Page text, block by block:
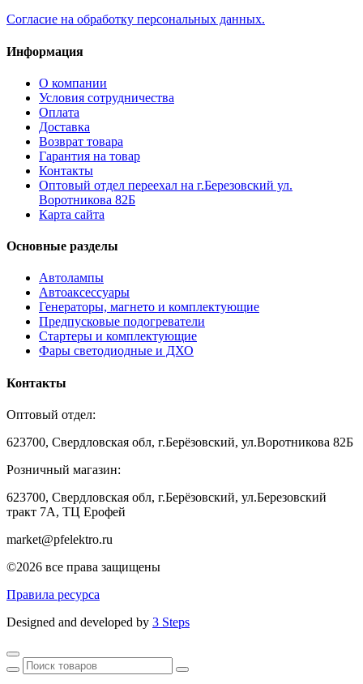
Согласие на обработку персональных данных.
Информация
О компании
Условия сотрудничества
Оплата
Доставка
Возврат товара
Гарантия на товар
Контакты
Оптовый отдел переехал на г.Березовский ул.
Воротникова 82Б
Карта сайта
Основные разделы
Автолампы
Автоаксессуары
Генераторы, магнето и комплектующие
Предпусковые подогреватели
Стартеры и комплектующие
Фары светодиодные и ДХО
Контакты
Оптовый отдел:
623700, Свердловская обл, г.Берёзовский, ул.Воротникова 82Б
Розничный магазин:
623700, Свердловская обл, г.Берёзовский, ул.Березовский
тракт 7А, ТЦ Ерофей
market@pfelektro.ru
©2026 все права защищены
Правила ресурса
Designed and developed by 3 Steps